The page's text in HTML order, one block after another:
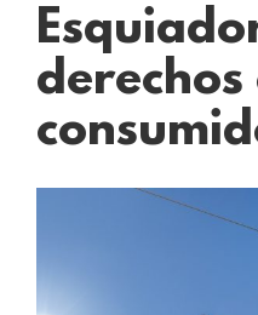
derechos